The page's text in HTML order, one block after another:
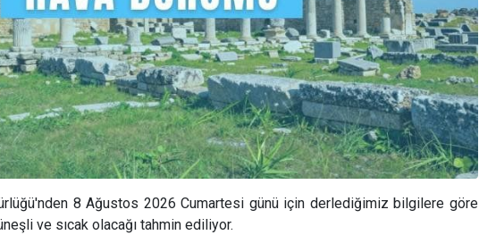
8 Ağustos 2026 Cumartesi günü için derlediğimiz bilgilere göre
ve sıcak olacağı tahmin ediliyor.